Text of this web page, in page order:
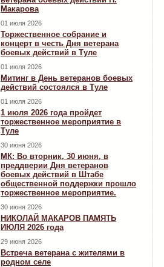
Макарова
01 июля 2026
Торжественное собрание и
концерт в честь Дня ветерана
боевых действий в Туле
01 июля 2026
Митинг в День ветеранов боевых
действий состоялся в Туле
01 июля 2026
1 июля 2026 года пройдет
торжественное мероприятие в
Туле
30 июня 2026
МК: Во вторник, 30 июня, в
преддверии Дня ветеранов
боевых действий в Штабе
общественной поддержки прошло
торжественное мероприятие.
30 июня 2026
НИКОЛАЙ МАКАРОВ ПАМЯТЬ
ИЮЛЯ 2026 года
29 июня 2026
Встреча ветерана с жителями в
родном селе